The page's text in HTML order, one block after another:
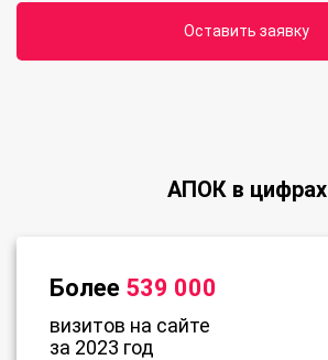
Оставить заявку
АПОК в цифрах
Более 539 000
визитов на сайте
за 2023 год